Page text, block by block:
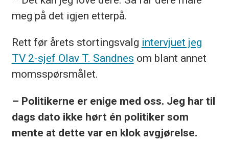
meg på det igjen etterpå.
Rett før årets stortingsvalg intervjuet jeg
TV 2-sjef Olav T. Sandnes om blant annet
momsspørsmålet.
– Politikerne er enige med oss. Jeg har til
dags dato ikke hørt én politiker som
mente at dette var en klok avgjørelse.